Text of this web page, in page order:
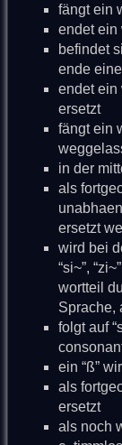
fängt ein
endet ein
befindet
ende
endet ein
ersetzt
fängt ein
in der
als
ersetzt
wird bei
“si~”,
wortteil
Sprache,
folgt auf
ein “ß”
als
ersetzt
als noch